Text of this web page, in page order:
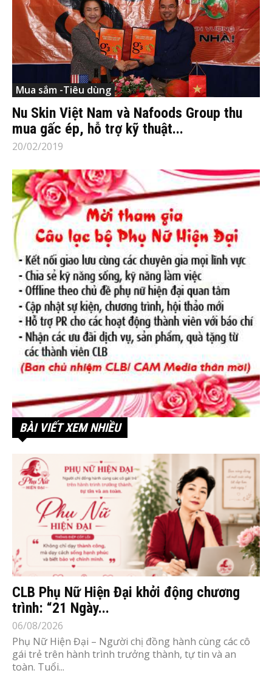
Mua sắm -Tiêu dùng
Nu Skin Việt Nam và Nafoods Group thu
mua gấc ép, hỗ trợ kỹ thuật...
20/02/2019
BÀI VIẾT XEM NHIỀU
CLB Phụ Nữ Hiện Đại khởi động chương
trình: “21 Ngày...
06/08/2026
Phụ Nữ Hiện Đại – Người chị đồng hành cùng các cô
gái trẻ trên hành trình trưởng thành, tự tin và an
toàn. Tuổi...